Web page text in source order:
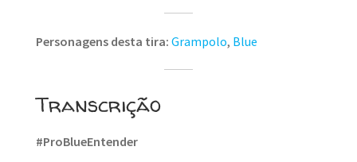
Personagens desta tira: Grampolo, Blue
Transcrição
#ProBlueEntender